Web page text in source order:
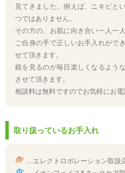
見てきました。例えば、ニキビと
つではありません。
その方の、お肌に向き合い一人一
ご自身の手で正しいお手入れがで
せて頂きます。
鏡を見るのが毎日楽しくなるよう
させて頂きます。
相談料は無料ですのでお気軽にお電
取り扱っているお手入れ
…エレクトロポレーション取扱